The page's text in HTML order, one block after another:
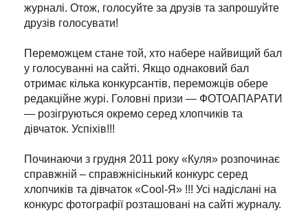
журналі. Отож, голосуйте за друзів та запрошуйте
друзів голосувати!
Переможцем стане той, хто набере найвищий бал
у голосуванні на сайті. Якщо однаковий бал
отримає кілька конкурсантів, переможців обере
редакційне журі. Головні призи — ФОТОАПАРАТИ
— розігруються окремо серед хлопчиків та
дівчаток. Успіхів!!!
Починаючи з грудня 2011 року «Куля» розпочинає
справжній – справжнісінький конкурс серед
хлопчиків та дівчаток «Cool-Я» !!! Усі надіслані на
конкурс фотографії розташовані на сайті журналу.